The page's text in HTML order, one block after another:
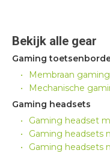
Bekijk alle gear
Gaming
Membraan
Mechanische
Gaming headsets
Gaming headset
Gaming headsets
Gaming headsets